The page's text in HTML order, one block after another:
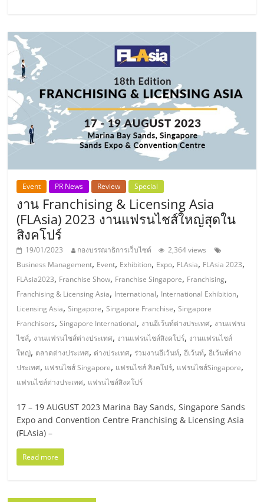
ไชส์,
รวม
แฟ
รน
ไชส์
ขาย
แฟ
รน
ไชส์
แฟ
รน
ไชส์
ขาย
หน้า
Event PR News Review Special
งาน Franchising & Licensing Asia
(FLAsia) 2023 งานแฟรนไชส์ใหญ่สุดใน
สิงคโปร์
19/01/2023 กองบรรณาธิการเว็บไซต์
2,364 views
Business Management, Event, Exhibition, Expo, FLAsia, FLAsia 2023,
FLAsia2023, Franchise Show, Franchise Singapore, Franchising,
Franchising & Licensing Asia, International, International Exhibition,
Licensing Asia,Singapore,Singapore Franchise,Singapore
Franchisors,Singapore International, งานอีเว้นท์ต่างประเทศ, งานแฟรน
ไชส์, งานแฟรนไชส์ต่างประเทศ, งานแฟรนไชส์สิงคโปร์, งานแฟรนไชส์
ใหญ่, ตลาดต่างประเทศ, ต่างประเทศ, ร่วมงานอีเว้นท์,อีเว้นท์,อีเว้นท์ต่าง
ประเทศ, แฟรนไชส์ Singapore, แฟรนไชส์ สิงคโปร์, แฟรนไชส์Singapore,
แฟรนไชส์ต่างประเทศ, แฟรนไชส์สิงคโปร์
17 – 19 AUGUST 2023 Marina Bay Sands, Singapore Sands
Expo and Convention Centre Franchising & Licensing Asia
(FLAsia) –
Read more